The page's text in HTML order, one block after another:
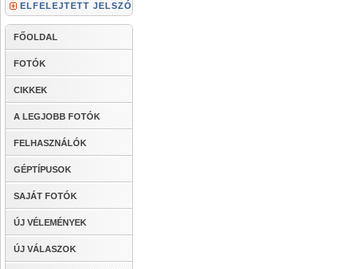
ELFELEJTETT JELSZÓ
FŐOLDAL
FOTÓK
CIKKEK
A LEGJOBB FOTÓK
FELHASZNÁLÓK
GÉPTÍPUSOK
SAJÁT FOTÓK
ÚJ VÉLEMÉNYEK
ÚJ VÁLASZOK